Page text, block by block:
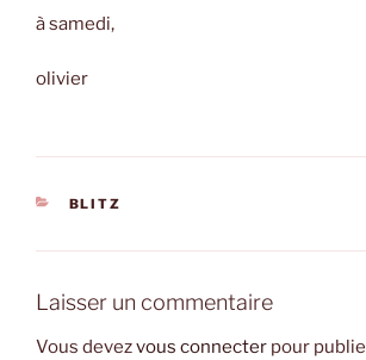
à samedi,
olivier
CATÉGORIES
BLITZ
Laisser un commentaire
Vous devezvous connecter pour